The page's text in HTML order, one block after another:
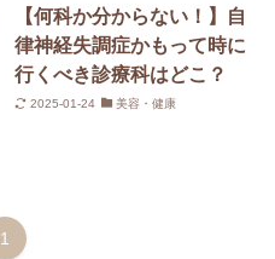
【何科か分からない！】自
律神経失調症かもって時に
行くべき診療科はどこ？
2025-01-24 美容・健康
1